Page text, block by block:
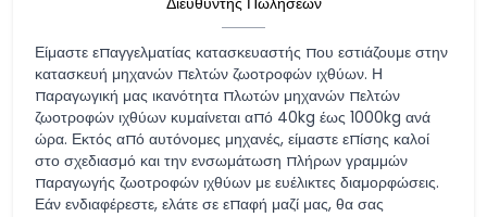
Είμαστε επαγγελματίας κατασκευαστής που εστιάζουμε στην
κατασκευή μηχανών πελτών ζωοτροφών ιχθύων. Η
παραγωγική μας ικανότητα πλωτών μηχανών πελτών
ζωοτροφών ιχθύων κυμαίνεται από 40kg έως 1000kg ανά
ώρα. Εκτός από αυτόνομες μηχανές, είμαστε επίσης καλοί
στο σχεδιασμό και την ενσωμάτωση πλήρων γραμμών
παραγωγής ζωοτροφών ιχθύων με ευέλικτες διαμορφώσεις.
Εάν ενδιαφέρεστε, ελάτε σε επαφή μαζί μας, θα σας